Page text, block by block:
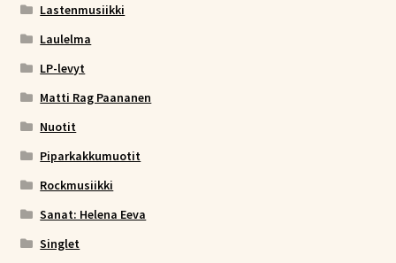
Lastenmusiikki
Laulelma
LP-levyt
Matti Rag Paananen
Nuotit
Piparkakkumuotit
Rockmusiikki
Sanat: Helena Eeva
Singlet